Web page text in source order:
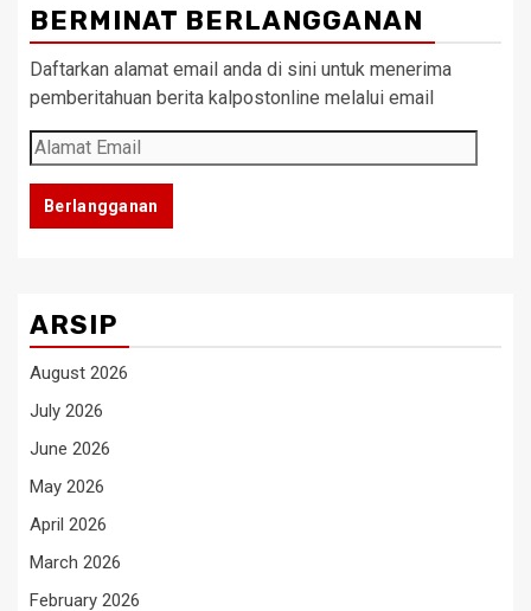
BERMINAT BERLANGGANAN
Daftarkan alamat email anda di sini untuk menerima
pemberitahuan berita kalpostonline melalui email
Alamat
Email
Berlangganan
ARSIP
August 2026
July 2026
June 2026
May 2026
April 2026
March 2026
February 2026